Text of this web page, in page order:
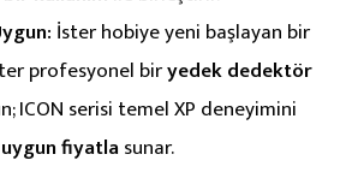
İster hobiye yeni başlayan bir
profesyonel biryedek dedektör
ICON serisi temel XP deneyimini
uygun fiyatla sunar.